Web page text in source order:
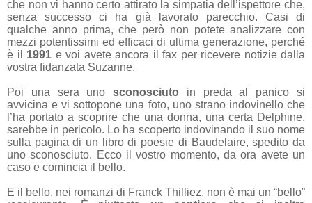
che non vi hanno certo attirato la simpatia dell’ispettore che,
senza successo ci ha già lavorato parecchio. Casi di
qualche anno prima, che però non potete analizzare con
mezzi potentissimi ed efficaci di ultima generazione, perché
è il 1991 e voi avete ancora il fax per ricevere notizie dalla
vostra fidanzata Suzanne.
Poi una sera unosconosciuto in preda al panico si
avvicina e vi sottopone una foto, uno strano indovinello che
l’ha portato a scoprire che una donna, una certa Delphine,
sarebbe in pericolo. Lo ha scoperto indovinando il suo nome
sulla pagina di un libro di poesie di Baudelaire, spedito da
uno sconosciuto. Ecco il vostro momento, da ora avete un
caso e comincia il bello.
E il bello, nei romanzi di Franck Thilliez, non è mai un “bello”